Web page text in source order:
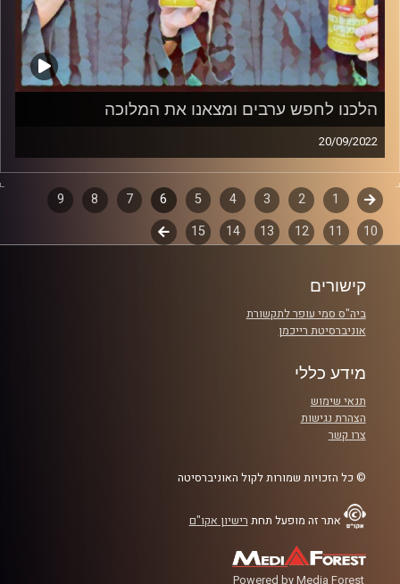
הלכנו לחפש ערבים ומצאנו את המלוכה
20/09/2022
המערכת הפוליטית על ספת הפסיכולוג, עם פרופסור בועז בן-
דוד ופרופסור גלעד הירשברגר
אורח מיוחד: ד"ר שלמה אגוז, המכללה אקדמית הדסה.
דפדוף
פרקים
קודם 1
2
3
4
5
6
7
8
9
10
11
12
13
14
15
לשלב
קישורים
ביה"ס סמי עופר לתקשורת
אוניברסיטת רייכמן
מידע כללי
תנאי שימוש
הצהרת נגישות
צרו קשר
© כל הזכויות שמורות לקול האוניברסיטה
אתר זה מופעל תחת רישיון אקו"ם
Powered by Media Forest